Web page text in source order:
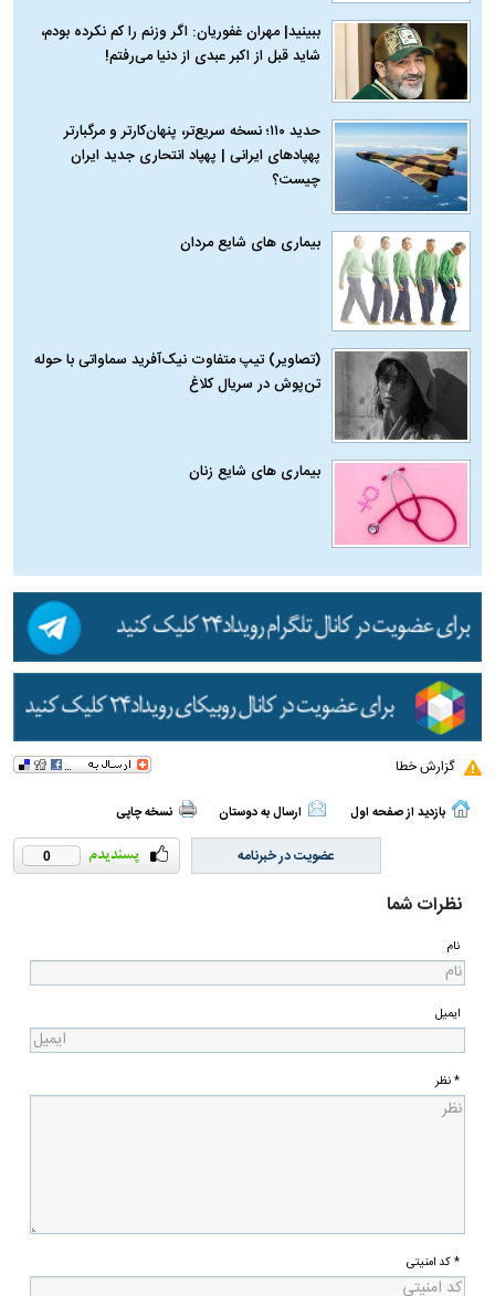
ببینید| مهران غفوریان: اگر وزنم را کم نکرده بودم،
شاید قبل از اکبر عبدی از دنیا می‌رفتم!
حدید ۱۱۰؛ نسخه سریع‌تر، پنهان‌کارتر و مرگبارتر
پهپادهای ایرانی | پهپاد انتحاری جدید ایران
چیست؟
بیماری‌ های شایع مردان
(تصاویر) تیپ متفاوت نیک‌آفرید سماواتی با حوله
تن‌پوش در سریال کلاغ
بیماری‌ های شایع زنان
گزارش خطا
بازدید از صفحه اول ارسال به دوستان نسخه چاپی
0 عضویت در خبرنامه
نظرات شما
نام
ایمیل
* نظر
* کد امنیتی